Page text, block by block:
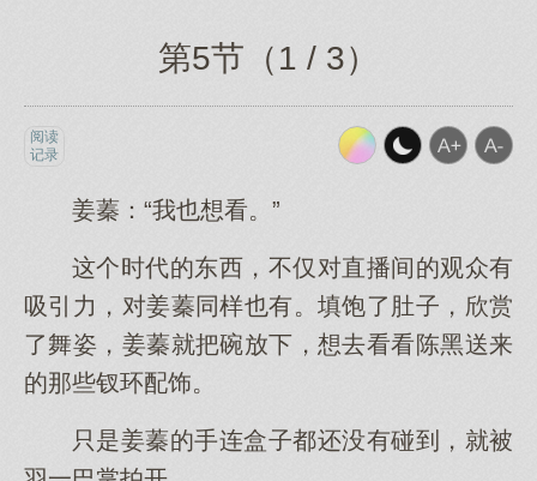
第5节（1 / 3）
阅读
记录
姜蓁：“我也想看。”
这个时代的东西，不仅对直播间的观众有
吸引力，对姜蓁同样也有。填饱了肚子，欣赏
了舞姿，姜蓁就把碗放下，想去看看陈黑送来
的那些钗环配饰。
只是姜蓁的手连盒子都还没有碰到，就被